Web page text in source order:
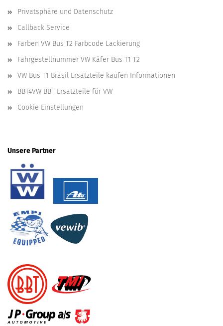
Privatsphäre und Datenschutz
Callback Service
Farben VW Bus T2 Farbcode Lackierung
Fahrgestellnummer VW Käfer Bus T1 T2
VW Bus T1 Brasil Ersatzteile kaufen Informationen
BBT4VW BBT Ersatzteile für VW
Cookie Einstellungen
Unsere Partner